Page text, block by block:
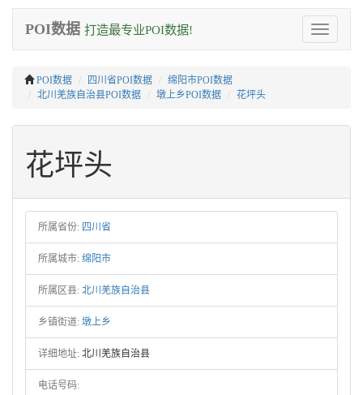
Toggle
navigation
POI数据 打造最专业POI数据!
POI数据 四川省POI数据
绵阳市POI数据
北川羌族自治县POI数据
墩上乡POI数据 花坪头
花坪头
所属省份: 四川省
所属城市: 绵阳市
所属区县: 北川羌族自治县
乡镇街道: 墩上乡
详细地址: 北川羌族自治县
电话号码: